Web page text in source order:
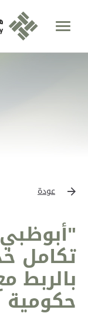
عودة
تكامل